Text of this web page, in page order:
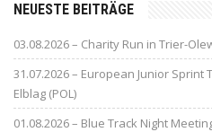
NEUESTE BEITRÄGE
03.08.2026 – Charity Run in Trier-
31.07.2026 – European Junior
Elblag (POL)
01.08.2026 – Blue Track Night